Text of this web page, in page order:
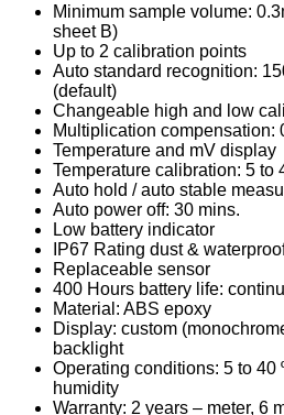
Minimum sample volume:
sheet B)
Up to 2 calibration points
Auto standard recognition:
(default)
Changeable high and low
Multiplication compensation:
Temperature and mV display
Temperature calibration: 5 to
Auto hold / auto stable
Auto power off: 30 mins.
Low battery indicator
IP67 Rating dust &
Replaceable sensor
400 Hours battery life:
Material: ABS epoxy
Display: custom
backlight
Operating conditions: 5 to 40
humidity
Warranty: 2 years – meter, 6